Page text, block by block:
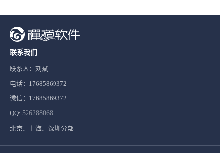
联系我们
联系人：刘斌
电话：17685869372
微信：17685869372
QQ: 526288068
北京、上海、深圳分部